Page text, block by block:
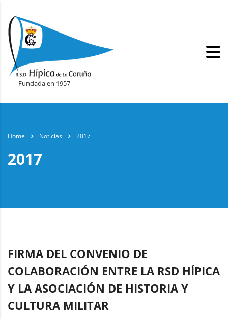
Fundada en 1957
Home Noticias 2017
2017
FIRMA DEL CONVENIO DE
COLABORACIÓN ENTRE LA RSD HÍPICA
Y LA ASOCIACIÓN DE HISTORIA Y
CULTURA MILITAR